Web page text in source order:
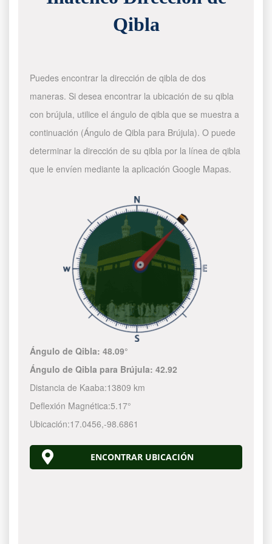
Qibla
Puedes encontrar la dirección de qibla de dos
maneras. Si desea encontrar la ubicación de su qibla
con brújula, utilice el ángulo de qibla que se muestra a
continuación (Ángulo de Qibla para Brújula). O puede
determinar la dirección de su qibla por la línea de qibla
que le envíen mediante la aplicación Google Mapas.
Ángulo de Qibla:48.09°
Ángulo de Qibla para Brújula:42.92
Distancia de Kaaba:13809 km
Deflexión Magnética:5.17°
Ubicación:17.0456,-98.6861
ENCONTRAR UBICACIÓN